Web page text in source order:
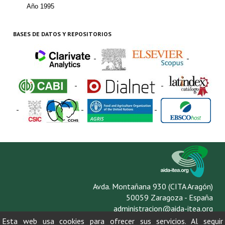
BUSCADOR
Año 1995
BASES DE DATOS Y REPOSITORIOS
- -
- -
- - -
Avda. Montañana 930 (CITA Aragón)
50059 Zaragoza - España
administracion@aida-itea.org
976 716 305
Esta web usa cookies para ofrecer sus servicios. Al seguir